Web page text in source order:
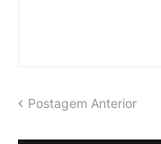
Postagem Anterior